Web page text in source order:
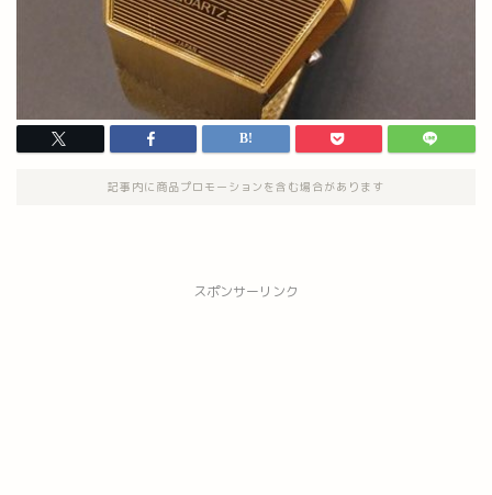
記事内に商品プロモーションを含む場合があります
スポンサーリンク